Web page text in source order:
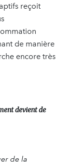
reçoit
de manière
encore très
devient de
de la